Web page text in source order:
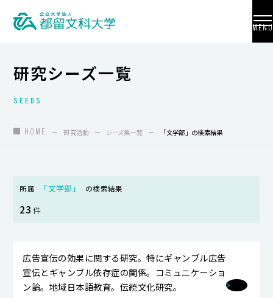
MENU
大学紹介
入試情報
地域連携
国際交流
研究活動
キャンパスライフ
研究シーズ一覧
SEEDS
HOME 研究活動 シーズ集一覧 「文学部」の検索結果
所属 「文学部」 の検索結果
23 件
広告宣伝の効果に関する研究。特にギャンブル広告
宣伝とギャンブル依存症の関係。コミュニケーショ
ン論。地域日本語教育。伝統文化研究。